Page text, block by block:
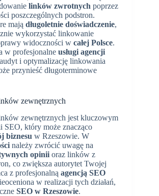
linków zwrotnych poprzez
poszczególnych podstron.
mają długoletnie doświadczenie,
wykorzystać linkowanie
widoczności w całej Polsce.
w profesjonalne usługi agencji
i optymalizację linkowania
przynieść długoterminowe
zewnętrznych
zewnętrznych jest kluczowym
SEO, który może znacząco
biznesu w Rzeszowie. W
należy zwrócić uwagę na
opinii oraz linków z
co zwiększa autorytet Twojej
z profesjonalną agencją SEO
w realizacji tych działań,
SEO w Rzeszowie.